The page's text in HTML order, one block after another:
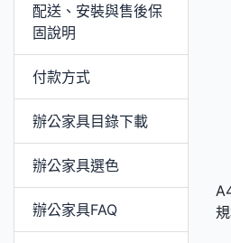
配送、安裝與售後保
固說明
付款方式
辦公家具目錄下載
辦公家具選色
辦公家具FAQ